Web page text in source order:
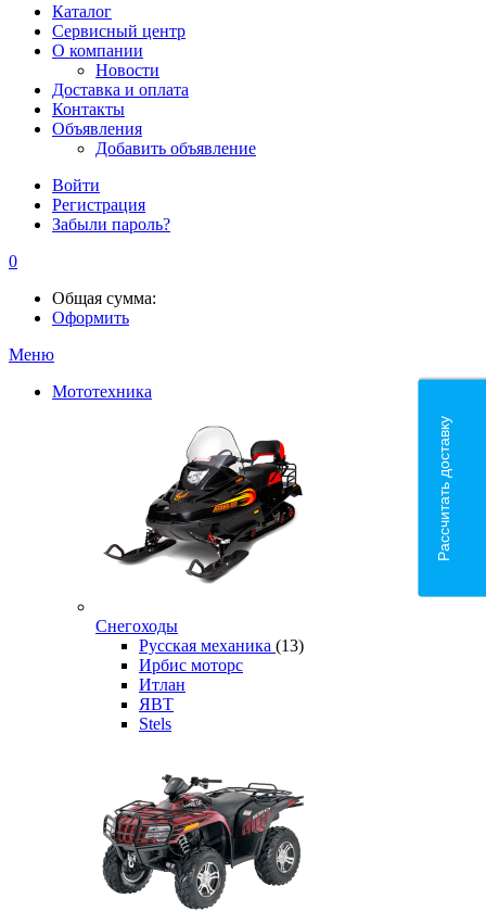
Каталог
Сервисный центр
О компании
Новости
Доставка и оплата
Контакты
Объявления
Добавить объявление
Войти
Регистрация
Забыли пароль?
0
Общая сумма:
Оформить
Меню
Мототехника
Снегоходы
Русская механика (13)
Ирбис моторс
Итлан
ЯВТ
Stels
Рассчитать доставку